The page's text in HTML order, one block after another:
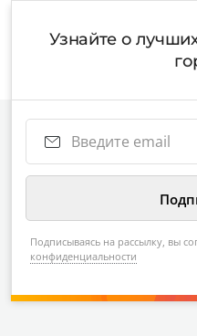
Узнайте о
Подписываясь на рассылку, вы
конфиденциальности